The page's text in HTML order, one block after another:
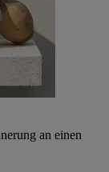
an einen